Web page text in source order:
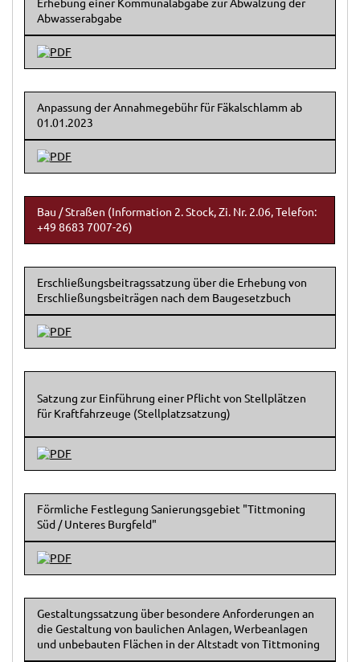
Erhebung einer Kommunalabgabe zur Abwälzung der
Abwasserabgabe
Anpassung der Annahmegebühr für Fäkalschlamm ab
01.01.2023
Bau / Straßen (Information 2. Stock, Zi. Nr. 2.06, Telefon:
+49 8683 7007-26)
Erschließungsbeitragssatzung über die Erhebung von
Erschließungsbeiträgen nach dem Baugesetzbuch
Satzung zur Einführung einer Pflicht von Stellplätzen
für Kraftfahrzeuge (Stellplatzsatzung)
Förmliche Festlegung Sanierungsgebiet "Tittmoning
Süd / Unteres Burgfeld"
Gestaltungssatzung über besondere Anforderungen an
die Gestaltung von baulichen Anlagen, Werbeanlagen
und unbebauten Flächen in der Altstadt von Tittmoning